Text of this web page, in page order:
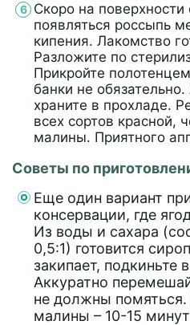
Скоро на поверхности
появляться россыпь
кипения. Лакомство
Разложите по
Прикройте
банки не
храните в прохладе.
всех сортов красной,
малины. Приятного
Советы по
Еще один вариант
консервации, где
Из воды и сахара
0,5:1) готовится
закипает, подкиньте
Аккуратно
не должны помяться.
малины – 10-15